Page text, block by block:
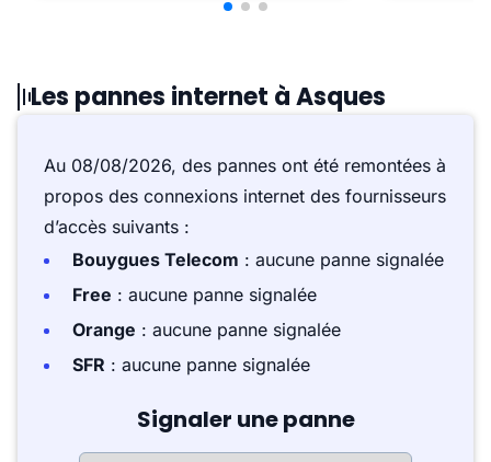
Les pannes internet à Asques
Au 08/08/2026, des pannes ont été remontées à
propos des connexions internet des fournisseurs
d’accès suivants :
Bouygues Telecom : aucune panne signalée
Free : aucune panne signalée
Orange : aucune panne signalée
SFR : aucune panne signalée
Signaler une panne